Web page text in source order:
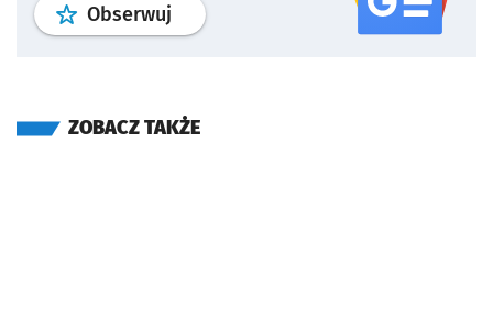
Obserwuj profil serwisu
ZOBACZ TAKŻE